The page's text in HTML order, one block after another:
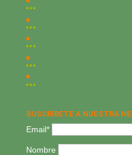
SUSCRÍBETE A NUESTRA
Email*
Nombre